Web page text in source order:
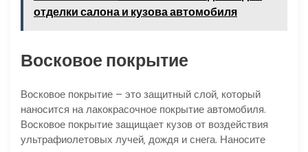
отделки салона и кузова автомобиля
Восковое покрытие
Восковое покрытие – это защитный слой‚ который
наносится на лакокрасочное покрытие автомобиля.
Восковое покрытие защищает кузов от воздействия
ультрафиолетовых лучей‚ дождя и снега. Наносите